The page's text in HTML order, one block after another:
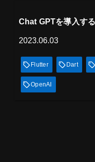
見放題
Chat GPTを導入する
2023.06.03
Flutter Dart
OpenAI